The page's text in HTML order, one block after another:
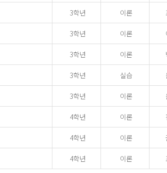
3학년 이론
3학년 이론
3학년 이론
3학년 실습
3학년 이론
4학년 이론
4학년 이론
4학년 이론